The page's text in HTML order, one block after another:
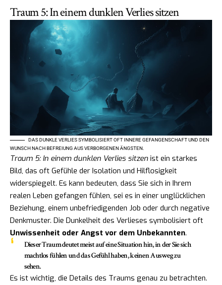
Traum 5: In einem dunklen Verlies sitzen
DAS DUNKLE VERLIES SYMBOLISIERT OFT INNERE GEFANGENSCHAFT UND DEN
WUNSCH NACH BEFREIUNG AUS VERBORGENEN ÄNGSTEN.
Traum 5: In einem dunklen Verlies sitzen ist ein starkes
Bild, das oft Gefühle der Isolation und Hilflosigkeit
widerspiegelt. Es kann bedeuten, dass Sie sich in Ihrem
realen Leben gefangen fühlen, sei es in einer unglücklichen
Beziehung, einem unbefriedigenden Job oder durch negative
Denkmuster. Die Dunkelheit des Verlieses symbolisiert oft
Unwissenheit oder Angst vor dem Unbekannten.
Dieser Traum deutet meist auf eine Situation hin, in der Sie sich
machtlos fühlen und das Gefühl haben, keinen Ausweg zu
sehen.
Es ist wichtig, die Details des Traums genau zu betrachten.